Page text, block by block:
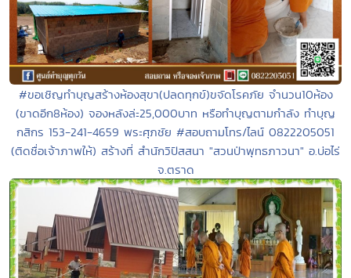
#ขอเชิญทำบุญสร้างห้องสุขา(ปลดทุกข์)ขจัดโรคภัย จำนวน10ห้อง
(ขาดอีก8ห้อง) จองหลังล่ะ25,000บาท หรือทำบุญตามกำลัง ทำบุญ
กสิกร 153-241-4659 พระศุภชัย #สอบถามโทร/ไลน์ 0822205051
(ติดชื่อเจ้าภาพให้) สร้างที่ สำนักวิปัสสนา "สวนป่าพุทธภาวนา" อ.บ่อไร่
จ.ตราด